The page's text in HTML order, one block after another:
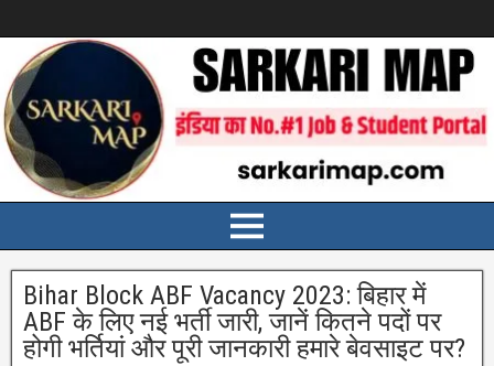
Bihar Block ABF Vacancy 2023: बिहार में
ABF के लिए नई भर्ती जारी, जानें कितने पदों पर
होगी भर्तियां और पूरी जानकारी हमारे बेवसाइट पर?